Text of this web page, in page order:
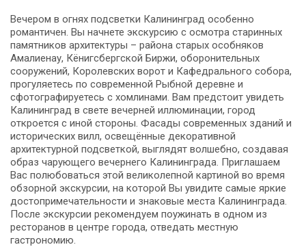
Вечером в огнях подсветки Калининград особенно
романтичен. Вы начнете экскурсию с осмотра старинных
памятников архитектуры – района старых особняков
Амалиенау, Кёнигсбергской Биржи, оборонительных
сооружений, Королевских ворот и Кафедрального собора,
прогуляетесь по современной Рыбной деревне и
сфотографируетесь с хомлинами. Вам предстоит увидеть
Калининград в свете вечерней иллюминации, город
откроется с иной стороны. Фасады современных зданий и
исторических вилл, освещённые декоративной
архитектурной подсветкой, выглядят волшебно, создавая
образ чарующего вечернего Калининграда. Приглашаем
Вас полюбоваться этой великолепной картиной во время
обзорной экскурсии, на которой Вы увидите самые яркие
достопримечательности и знаковые места Калининграда.
После экскурсии рекомендуем поужинать в одном из
ресторанов в центре города, отведать местную
гастрономию.